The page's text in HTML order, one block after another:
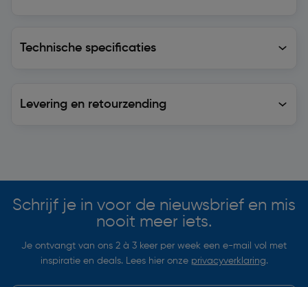
Technische specificaties
Levering en retourzending
Schrijf je in voor de nieuwsbrief en mis
nooit meer iets.
Je ontvangt van ons 2 à 3 keer per week een e-mail vol met
inspiratie en deals. Lees hier onze privacyverklaring.